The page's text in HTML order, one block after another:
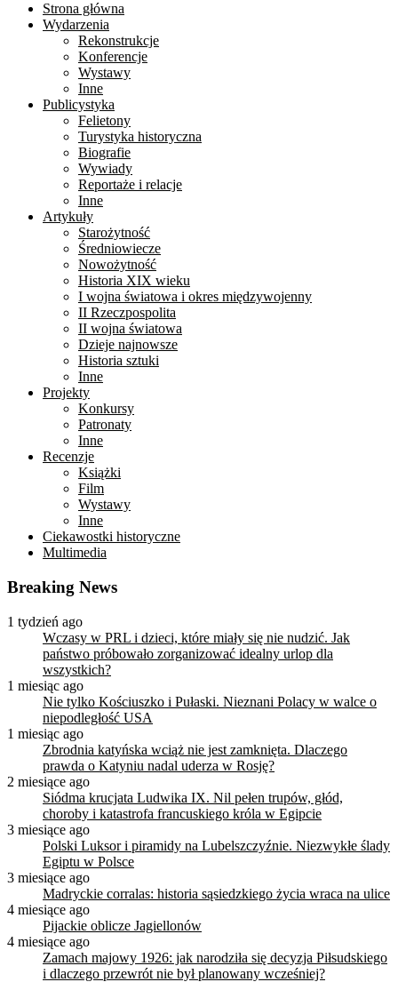
Strona główna
Wydarzenia
Rekonstrukcje
Konferencje
Wystawy
Inne
Publicystyka
Felietony
Turystyka historyczna
Biografie
Wywiady
Reportaże i relacje
Inne
Artykuły
Starożytność
Średniowiecze
Nowożytność
Historia XIX wieku
I wojna światowa i okres międzywojenny
II Rzeczpospolita
II wojna światowa
Dzieje najnowsze
Historia sztuki
Inne
Projekty
Konkursy
Patronaty
Inne
Recenzje
Książki
Film
Wystawy
Inne
Ciekawostki historyczne
Multimedia
Breaking News
1 tydzień ago
Wczasy w PRL i dzieci, które miały się nie nudzić. Jak
państwo próbowało zorganizować idealny urlop dla
wszystkich?
1 miesiąc ago
Nie tylko Kościuszko i Pułaski. Nieznani Polacy w walce o
niepodległość USA
1 miesiąc ago
Zbrodnia katyńska wciąż nie jest zamknięta. Dlaczego
prawda o Katyniu nadal uderza w Rosję?
2 miesiące ago
Siódma krucjata Ludwika IX. Nil pełen trupów, głód,
choroby i katastrofa francuskiego króla w Egipcie
3 miesiące ago
Polski Luksor i piramidy na Lubelszczyźnie. Niezwykłe ślady
Egiptu w Polsce
3 miesiące ago
Madryckie corralas: historia sąsiedzkiego życia wraca na ulice
4 miesiące ago
Pijackie oblicze Jagiellonów
4 miesiące ago
Zamach majowy 1926: jak narodziła się decyzja Piłsudskiego
i dlaczego przewrót nie był planowany wcześniej?